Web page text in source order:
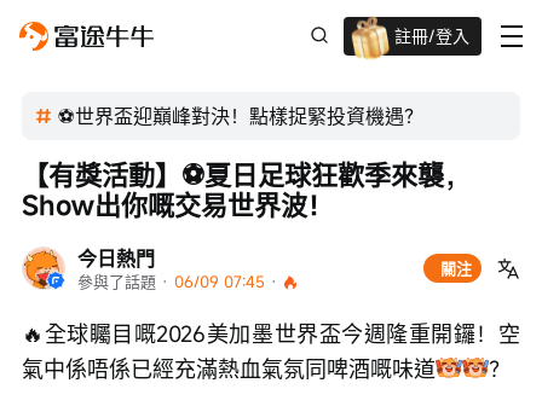
註冊/登入
迎新驚喜賞 股票/BTC等任你揀!
⚽世界盃迎巔峰對決！點樣捉緊投資機遇？
今日熱門
參與了話題 · 06/09 07:45 ·
關注
【有獎活動】⚽夏日足球狂歡季來襲，
Show出你嘅交易世界波！
🔥全球矚目嘅2026美加墨世界盃今週隆重開鑼！空
氣中係唔係已經充滿熱血氣氛同啤酒嘅味道
？